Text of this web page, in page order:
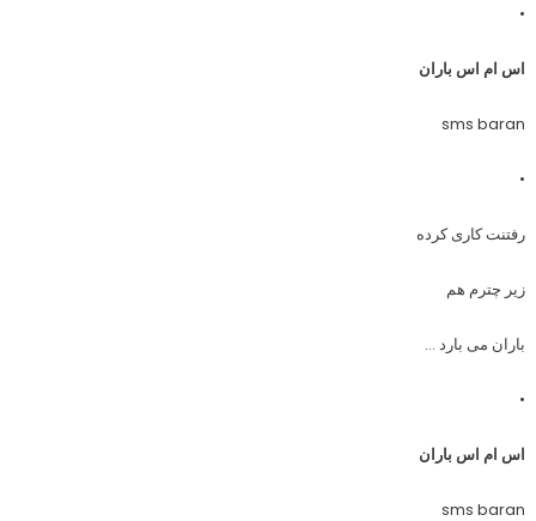
•
اس ام اس باران
sms baran
•
رفتنت کاری کرده
زیر چترم هم
باران می بارد …
•
اس ام اس باران
sms baran